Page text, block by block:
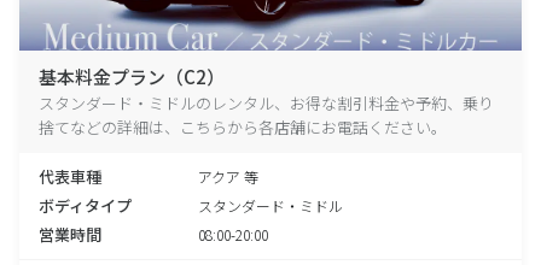
基本料金プラン（C2）
スタンダード・ミドルのレンタル、お得な割引料金や予約、乗り
捨てなどの詳細は、こちらから各店舗にお電話ください。
代表車種 アクア 等
ボディタイプ スタンダード・ミドル
営業時間 08:00-20:00